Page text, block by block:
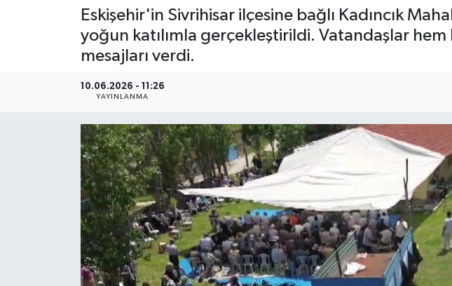
Eskişehir'in Sivrihisar ilçesine bağlı Kadıncık
yoğun katılımla gerçekleştirildi. Vatandaşlar
mesajları verdi.
10.06.2026 - 11:26
YAYINLANMA
Tüm Manşetler